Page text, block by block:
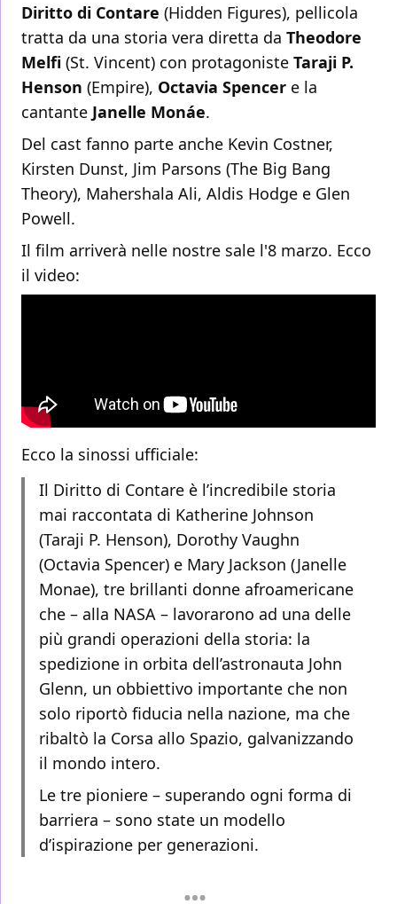
Diritto di Contare (Hidden Figures), pellicola
tratta da una storia vera diretta da Theodore
Melfi (St. Vincent) con protagoniste Taraji P.
Henson (Empire), Octavia Spencer e la
cantante Janelle Monáe.
Del cast fanno parte anche Kevin Costner,
Kirsten Dunst, Jim Parsons (The Big Bang
Theory), Mahershala Ali, Aldis Hodge e Glen
Powell.
Il film arriverà nelle nostre sale l'8 marzo. Ecco
il video:
Ecco la sinossi ufficiale:
Il Diritto di Contare è l’incredibile storia
mai raccontata di Katherine Johnson
(Taraji P. Henson), Dorothy Vaughn
(Octavia Spencer) e Mary Jackson (Janelle
Monae), tre brillanti donne afroamericane
che – alla NASA – lavorarono ad una delle
più grandi operazioni della storia: la
spedizione in orbita dell’astronauta John
Glenn, un obbiettivo importante che non
solo riportò fiducia nella nazione, ma che
ribaltò la Corsa allo Spazio, galvanizzando
il mondo intero.
Le tre pioniere – superando ogni forma di
barriera – sono state un modello
d’ispirazione per generazioni.